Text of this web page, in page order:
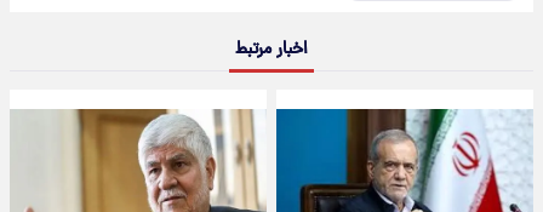
اخبار مرتبط